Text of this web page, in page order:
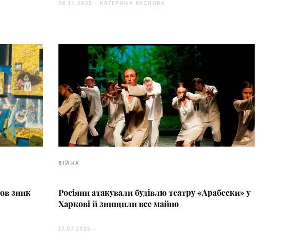
26.11.2025 - КАТЕРИНА КУСЛИВА
зник
ВІЙНА
Росіяни атакували будівлю театру «Арабески» у
Харкові й знищили все майно
17.07.2025 -